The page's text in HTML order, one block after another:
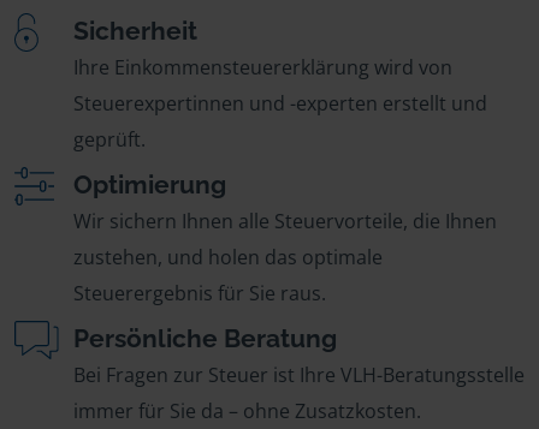
Sicherheit
Ihre Einkommensteuererklärung wird von
Steuerexpertinnen und -experten erstellt und
geprüft.
Optimierung
Wir sichern Ihnen alle Steuervorteile, die Ihnen
zustehen, und holen das optimale
Steuerergebnis für Sie raus.
Persönliche Beratung
Bei Fragen zur Steuer ist Ihre VLH-Beratungsstelle
immer für Sie da – ohne Zusatzkosten.